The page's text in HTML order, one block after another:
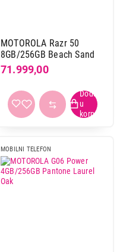
MOTOROLA Razr 50
8GB/256GB Beach Sand
71.999,00
MOBILNI TELEFON